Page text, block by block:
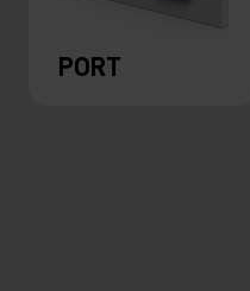
PORT